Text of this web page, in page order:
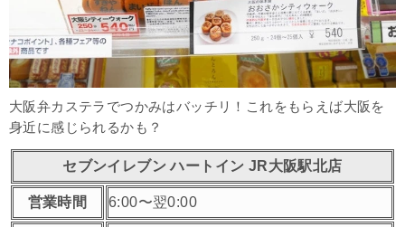
大阪弁カステラでつかみはバッチリ！これをもらえば大阪を
身近に感じられるかも？
セブンイレブン ハートイン JR大阪駅北店
営業時間 6:00〜翌0:00